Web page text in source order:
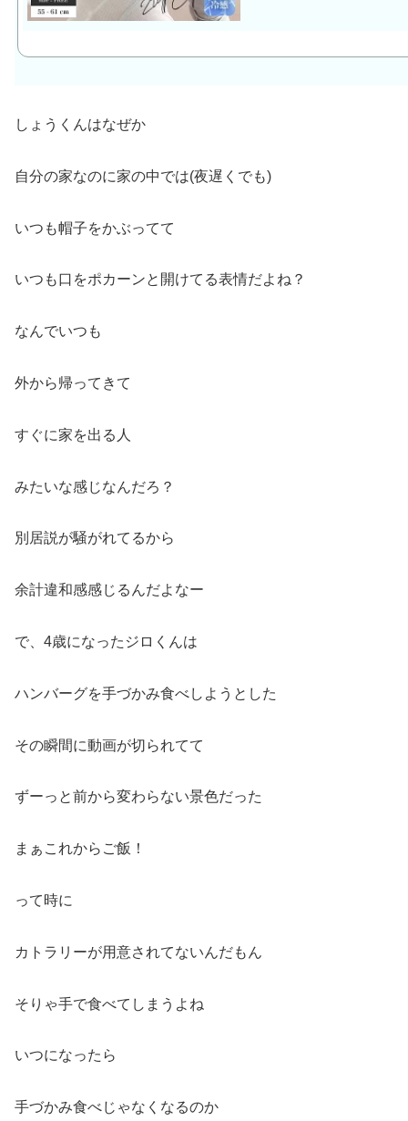
しょうくんはなぜか
自分の家なのに家の中では(夜遅くでも)
いつも帽子をかぶってて
いつも口をポカーンと開けてる表情だよね？
なんでいつも
外から帰ってきて
すぐに家を出る人
みたいな感じなんだろ？
別居説が騒がれてるから
余計違和感感じるんだよなー
で、4歳になったジロくんは
ハンバーグを手づかみ食べしようとした
その瞬間に動画が切られてて
ずーっと前から変わらない景色だった
まぁこれからご飯！
って時に
カトラリーが用意されてないんだもん
そりゃ手で食べてしまうよね
いつになったら
手づかみ食べじゃなくなるのか